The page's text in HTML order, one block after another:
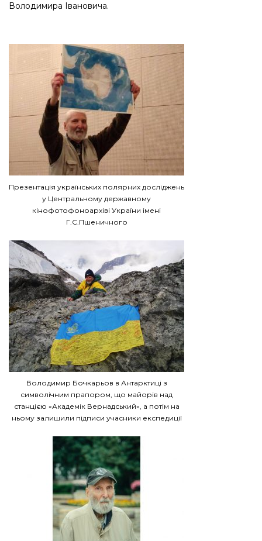
Володимира Івановича.
Презентація українських полярних досліджень
у Центральному державному
кінофотофоноархіві України імені
Г.С.Пшеничного
Володимир Бочкарьов в Антарктиці з
символічним прапором, що майорів над
станцією «Академік Вернадський», а потім на
ньому залишили підписи учасники експедиції